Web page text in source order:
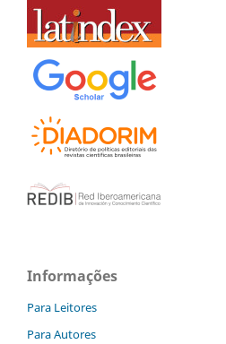
Informações
Para Leitores
Para Autores